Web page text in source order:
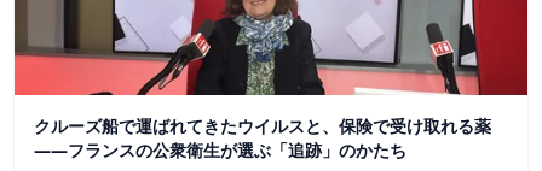
クルーズ船で運ばれてきたウイルスと、保険で受け取れる薬
――フランスの公衆衛生が選ぶ「追跡」のかたち